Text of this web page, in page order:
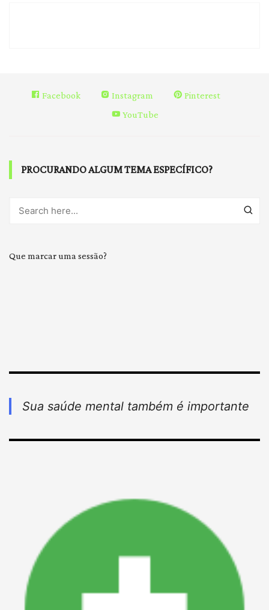
Facebook Instagram
Pinterest
YouTube
PROCURANDO ALGUM TEMA ESPECÍFICO?
Que marcar uma sessão?
Sua saúde mental também é importante